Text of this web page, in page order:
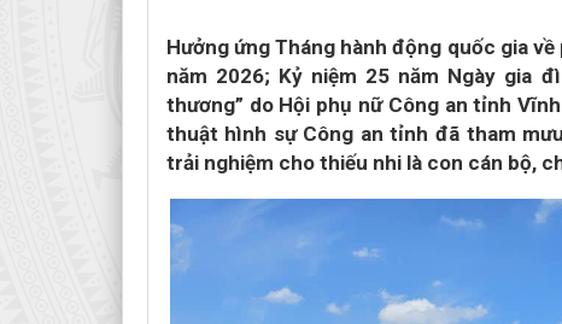
Hưởng ứng Tháng hành động quốc gia
năm 2026; Kỷ niệm 25 năm Ngày gia
thương” do Hội phụ nữ Công an tỉnh
thuật hình sự Công an tỉnh đã tham
trải nghiệm cho thiếu nhi là con cán bộ,